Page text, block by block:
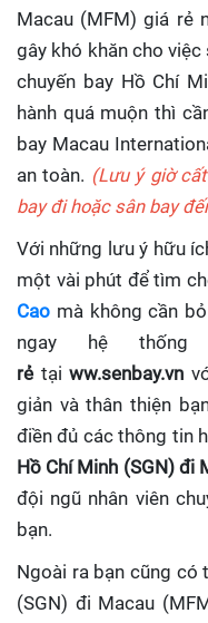
Macau (MFM) giá rẻ
gây khó khăn cho việc
chuyến bay Hồ Chí
hành quá muộn thì
bay Macau
an toàn. (Lưu ý giờ
bay đi hoặc sân bay
Với những lưu ý hữu
một vài phút để tìm
Cao mà không cần
ngay hệ
rẻ tạiww.senbay.vn
giản và thân thiện
điền đủ các thông tin
Hồ Chí Minh (SGN) đi
đội ngũ nhân viên
bạn.
Ngoài ra bạn cũng có
(SGN) đi Macau